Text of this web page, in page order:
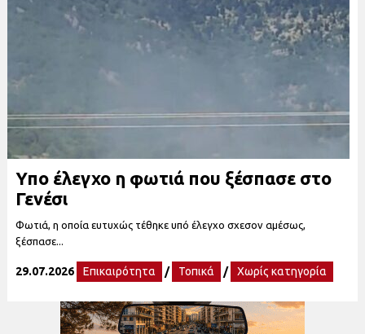
Υπο έλεγχο η φωτιά που ξέσπασε στο
Γενέσι
Φωτιά, η οποία ευτυχώς τέθηκε υπό έλεγχο σχεσον αμέσως,
ξέσπασε...
29.07.2026 Επικαιρότητα / Τοπικά / Χωρίς κατηγορία